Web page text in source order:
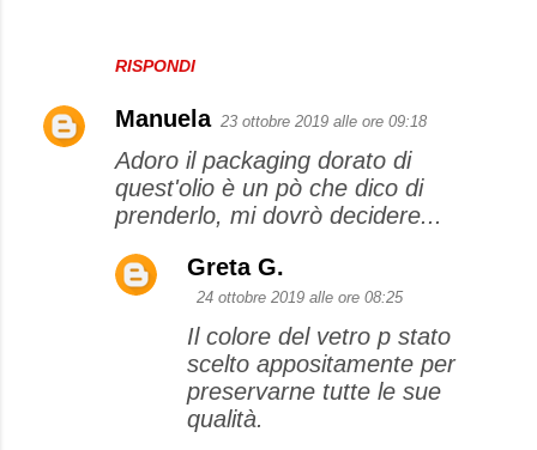
RISPONDI
Manuela 23 ottobre 2019 alle ore 09:18
Adoro il packaging dorato di
quest'olio è un pò che dico di
prenderlo, mi dovrò decidere...
Greta G.
24 ottobre 2019 alle ore 08:25
Il colore del vetro p stato
scelto appositamente per
preservarne tutte le sue
qualità.